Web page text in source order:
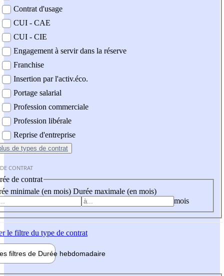
Contrat d'usage
CUI - CAE
CUI - CIE
Engagement à servir dans la réserve
Franchise
Insertion par l'activ.éco.
Portage salarial
Profession commerciale
Profession libérale
Reprise d'entreprise
de types de contrat
CONTRAT
de contrat
minimale (en mois) Durée maximale (en mois)
mois
le filtre du type de contrat
filtres de Durée hebdomadaire